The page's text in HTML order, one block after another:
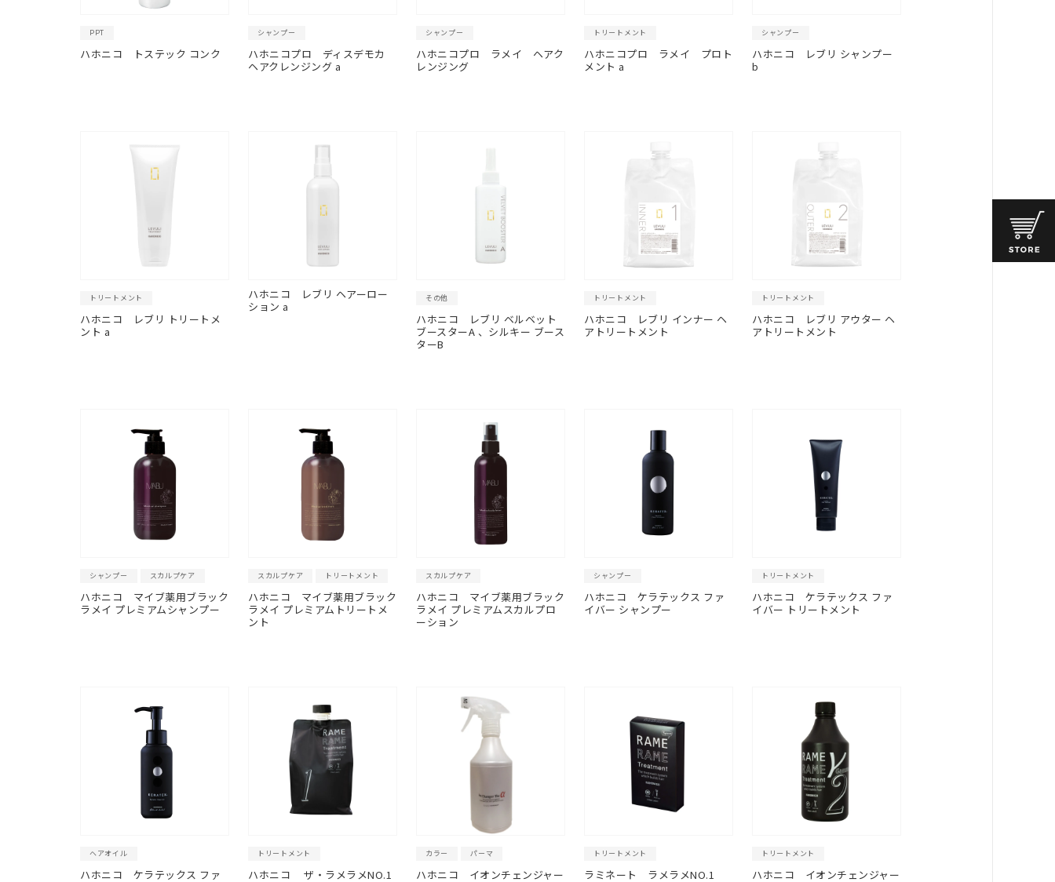
PPT
ハホニコ トステック コンク
シャンプー
ハホニコプロ ディスデモカ
ヘアクレンジング a
シャンプー
ハホニコプロ ラメイ ヘアク
レンジング
トリートメント
ハホニコプロ ラメイ プロト
メント a
シャンプー
ハホニコ
レブリ シャンプー
b
トリートメント
ハホニコ
レブリ トリートメ
ント a
ハホニコ
レブリ ヘアーロー
ション a
その他
ハホニコ
レブリ ベルベット
ブースターA 、シルキー ブース
ターB
トリートメント
ハホニコ
レブリ インナー ヘ
アトリートメント
トリートメント
ハホニコ
レブリ アウター ヘ
アトリートメント
シャンプー スカルプケア
ハホニコ マイブ薬用ブラック
ラメイ プレミアムシャンプー
スカルプケア トリートメント
ハホニコ マイブ薬用ブラック
ラメイ プレミアムトリートメ
ント
スカルプケア
ハホニコ マイブ薬用ブラック
ラメイ プレミアムスカルプロ
ーション
シャンプー
ハホニコ ケラテックス ファ
イバー シャンプー
トリートメント
ハホニコ ケラテックス ファ
イバー トリートメント
ヘアオイル
ハホニコ ケラテックス ファ
トリートメント
ハホニコ ザ・ラメラメNO.1
カラー パーマ
ハホニコ イオンチェンジャー
トリートメント
ラミネート ラメラメNO.1
トリートメント
ハホニコ イオンチェンジャー